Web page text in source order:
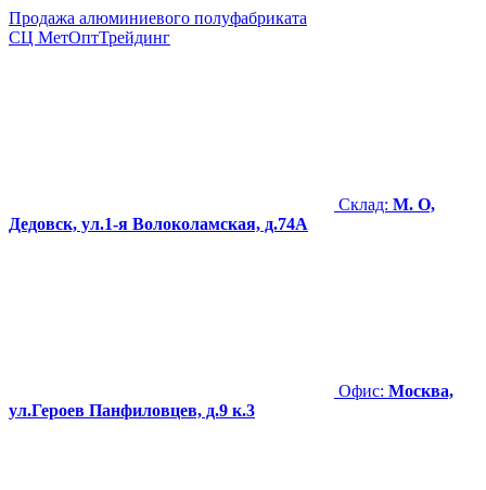
Продажа алюминиевого полуфабриката
СЦ МетОптТрейдинг
Склад: М. О,
Дедовск, ул.1-я Волоколамская, д.74А
Офис: Москва,
ул.Героев Панфиловцев, д.9 к.3